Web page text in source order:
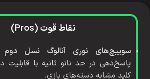
نقاط قوت (Pros)
سوییچ‌های نوری آنالوگ نسل دوم
پاسخ‌دهی در حد نانو ثانیه با قابلیت
کلید مشابه دسته‌های بازی.